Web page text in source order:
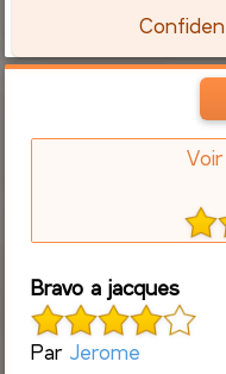
Bravo a jacques
Par Jerome